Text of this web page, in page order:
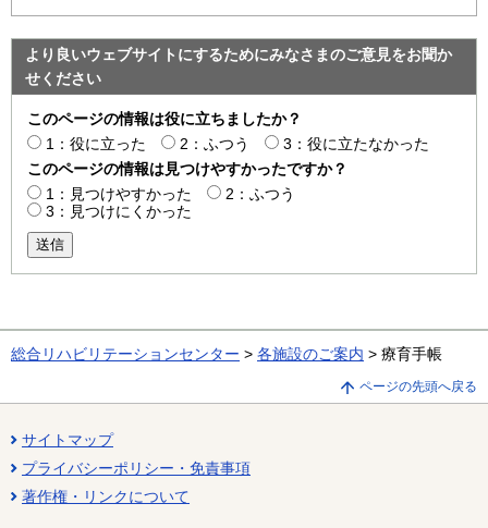
より良いウェブサイトにするためにみなさまのご意見をお聞か
せください
このページの情報は役に立ちましたか？
1：役に立った
2：ふつう
3：役に立たなかった
このページの情報は見つけやすかったですか？
1：見つけやすかった
2：ふつう
3：見つけにくかった
送信
総合リハビリテーションセンター > 各施設のご案内 > 療育手帳
ページの先頭へ戻る
サイトマップ
プライバシーポリシー・免責事項
著作権・リンクについて